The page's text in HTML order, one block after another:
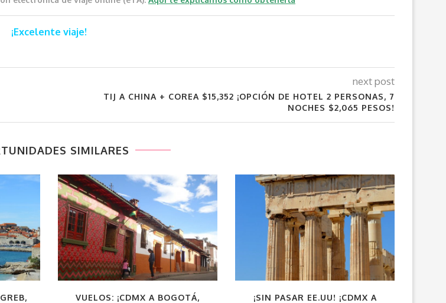
¡Excelente viaje!
next post
TIJ A CHINA + COREA $15,352 ¡OPCIÓN DE HOTEL 2 PERSONAS, 7
NOCHES $2,065 PESOS!
SIMILARES
VUELOS: ¡CDMX A BOGOTÁ,
¡SIN PASAR EE.UU! ¡CDMX A